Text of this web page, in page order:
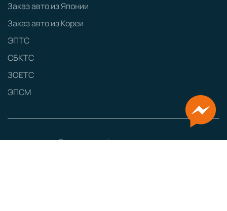
Заказ авто из Японии
Заказ авто из Кореи
ЭПТС
СБКТС
ЗОЕТС
ЭПСМ
Политика конфиденциальности